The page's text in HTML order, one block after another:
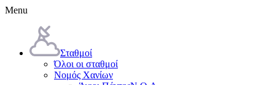
Menu
Σταθμοί
Όλοι οι σταθμοί
Νομός Χανίων